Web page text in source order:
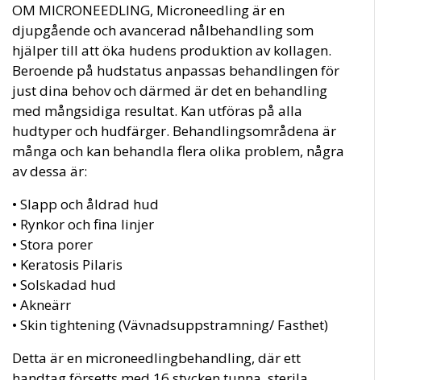
OM MICRONEEDLING, Microneedling är en
djupgående och avancerad nålbehandling som
hjälper till att öka hudens produktion av kollagen.
Beroende på hudstatus anpassas behandlingen för
just dina behov och därmed är det en behandling
med mångsidiga resultat. Kan utföras på alla
hudtyper och hudfärger. Behandlingsområdena är
många och kan behandla flera olika problem, några
av dessa är:
• Slapp och åldrad hud
• Rynkor och fina linjer
• Stora porer
• Keratosis Pilaris
• Solskadad hud
• Akneärr
• Skin tightening (Vävnadsuppstramning/ Fasthet)
Detta är en microneedling­behandling, där ett